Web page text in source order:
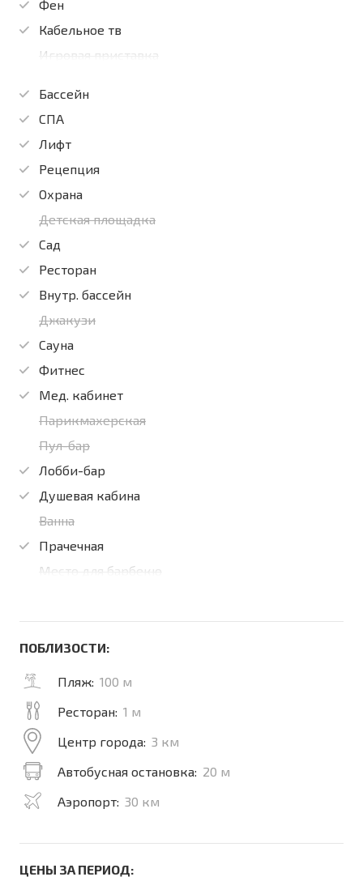
Фен
Кабельное тв
Игровая приставка
Бассейн
СПА
Лифт
Рецепция
Охрана
Детская площадка
Сад
Ресторан
Внутр. бассейн
Джакузи
Сауна
Фитнес
Мед. кабинет
Парикмахерская
Пул-бар
Лобби-бар
Душевая кабина
Ванна
Прачечная
Место для барбекю
ПОБЛИЗОСТИ:
Пляж: 100 м
Ресторан: 1 м
Центр города: 3 км
Автобусная остановка: 20 м
Аэропорт: 30 км
ЦЕНЫ ЗА ПЕРИОД: